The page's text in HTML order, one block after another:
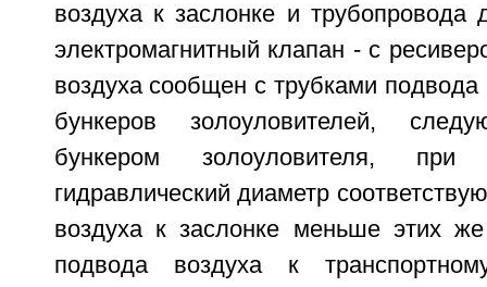
воздуха к заслонке и трубопровода
электромагнитный клапан - с
воздуха сообщен с трубками подвода
бункеров золоуловителей,
бункером золоуловителя,
гидравлический диаметр
воздуха к заслонке меньше этих
подвода воздуха к